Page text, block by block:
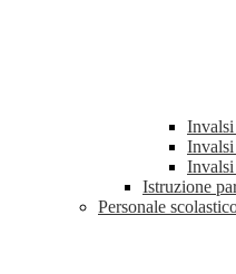
Invalsi
Istruzione
Personale